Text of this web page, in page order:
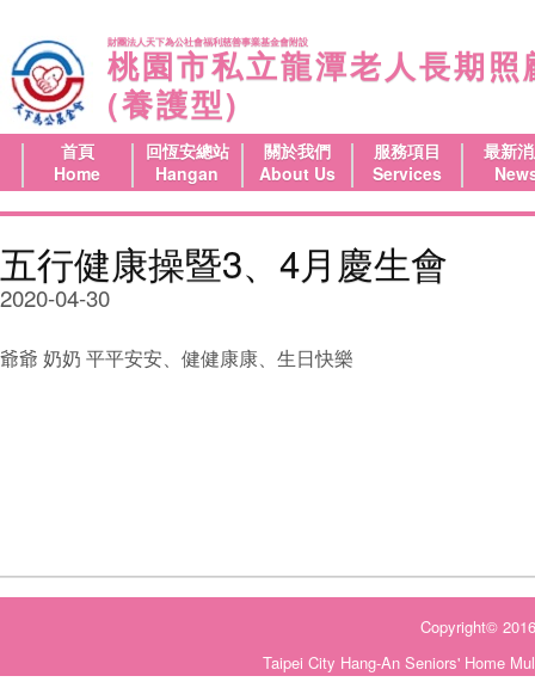
財團法人天下為公社會福利慈善事業基金會附設
桃園市私立龍潭老人長期照
(養護型)
首頁
Home
回恆安總站
Hangan
關於我們
About Us
服務項目
Services
最新
五行健康操暨3、4月慶生會
2020-04-30
爺爺 奶奶 平平安安、健健康康、生日快樂
Copyright©
Taipei City Hang-An Seniors' Home